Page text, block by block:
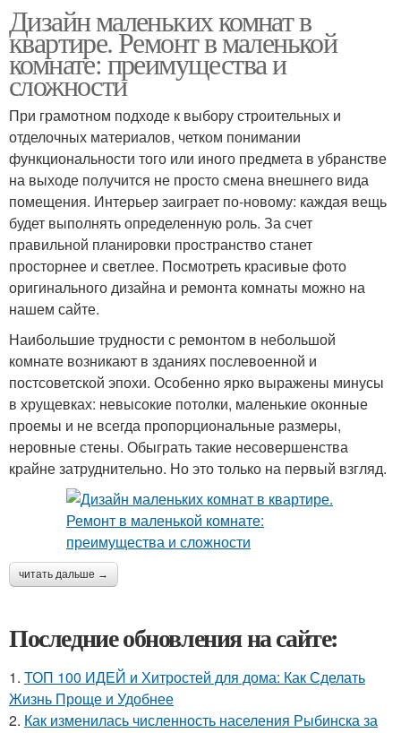
Дизайн маленьких комнат в
квартире. Ремонт в маленькой
комнате: преимущества и
сложности
При грамотном подходе к выбору строительных и
отделочных материалов, четком понимании
функциональности того или иного предмета в убранстве
на выходе получится не просто смена внешнего вида
помещения. Интерьер заиграет по-новому: каждая вещь
будет выполнять определенную роль. За счет
правильной планировки пространство станет
просторнее и светлее. Посмотреть красивые фото
оригинального дизайна и ремонта комнаты можно на
нашем сайте.
Наибольшие трудности с ремонтом в небольшой
комнате возникают в зданиях послевоенной и
постсоветской эпохи. Особенно ярко выражены минусы
в хрущевках: невысокие потолки, маленькие оконные
проемы и не всегда пропорциональные размеры,
неровные стены. Обыграть такие несовершенства
крайне затруднительно. Но это только на первый взгляд.
читать дальше →
Последние обновления на сайте:
1. ТОП 100 ИДЕЙ и Хитростей для дома: Как Сделать
Жизнь Проще и Удобнее
2. Как изменилась численность населения Рыбинска за